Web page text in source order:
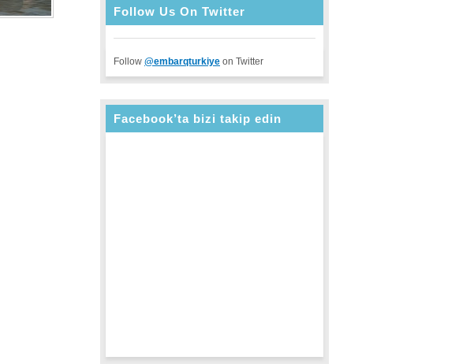
Follow Us On Twitter
Follow @embarqturkiye on Twitter
Facebook’ta bizi takip edin